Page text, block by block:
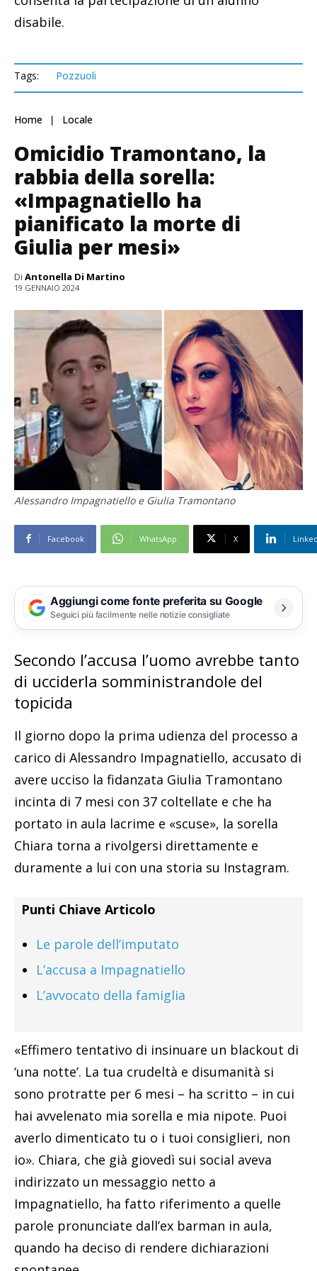
disabile.
Tags: Pozzuoli
Home Locale
Omicidio Tramontano, la
rabbia della sorella:
«Impagnatiello ha
pianificato la morte di
Giulia per mesi»
Di Antonella Di Martino
19 GENNAIO 2024
Alessandro Impagnatiello e Giulia Tramontano
Facebook WhatsApp X
Aggiungi come fonte preferita su Google
Seguici più facilmente nelle notizie consigliate
Secondo l’accusa l’uomo avrebbe tanto
di ucciderla somministrandole del
topicida
Il giorno dopo la prima udienza del processo a
carico di Alessandro Impagnatiello, accusato di
avere ucciso la fidanzata Giulia Tramontano
incinta di 7 mesi con 37 coltellate e che ha
portato in aula lacrime e «scuse», la sorella
Chiara torna a rivolgersi direttamente e
duramente a lui con una storia su Instagram.
Punti Chiave Articolo
Le parole dell’imputato
L’accusa a Impagnatiello
L’avvocato della famiglia
«Effimero tentativo di insinuare un blackout di
‘una notte’. La tua crudeltà e disumanità si
sono protratte per 6 mesi – ha scritto – in cui
hai avvelenato mia sorella e mia nipote. Puoi
averlo dimenticato tu o i tuoi consiglieri, non
io». Chiara, che già giovedì sui social aveva
indirizzato un messaggio netto a
Impagnatiello, ha fatto riferimento a quelle
parole pronunciate dall’ex barman in aula,
quando ha deciso di rendere dichiarazioni